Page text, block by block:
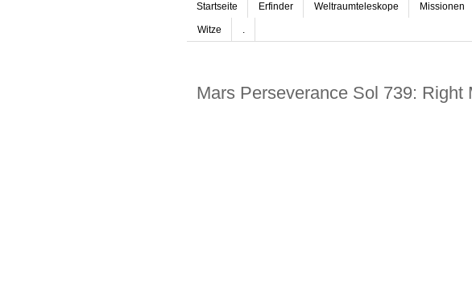
Startseite Erfinder Weltraumteleskope Missionen
Witze
Mars Perseverance Sol 739: Right